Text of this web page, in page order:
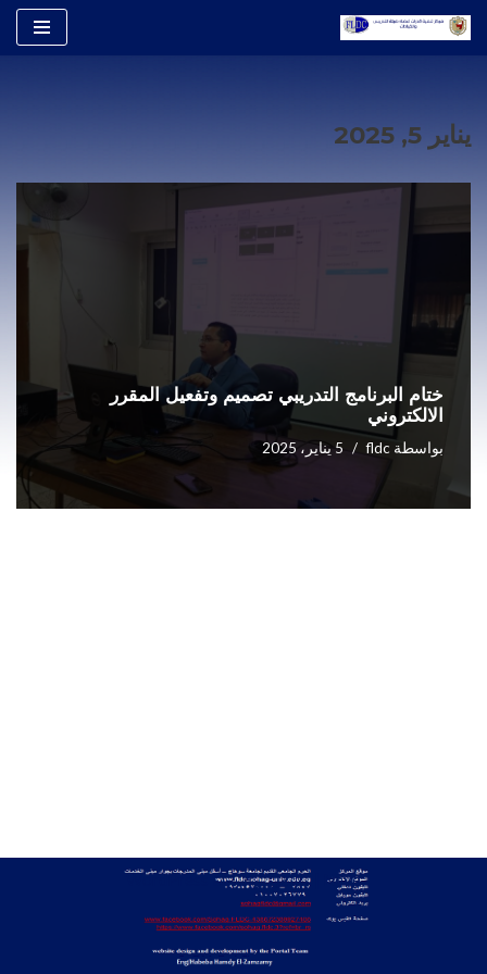
تخطى
يناير 5, 2025
ختام البرنامج التدريبي تصميم وتفعيل المقرر
الالكتروني
بواسطة fldc 5 يناير، 2025
Neve | مشغل بواسطةWordPress